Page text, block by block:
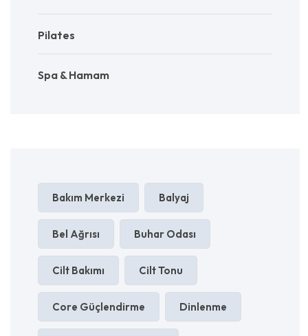
Pilates
Spa & Hamam
Bakım Merkezi Balyaj
Bel Ağrısı Buhar Odası
Cilt Bakımı Cilt Tonu
Core Güçlendirme Dinlenme